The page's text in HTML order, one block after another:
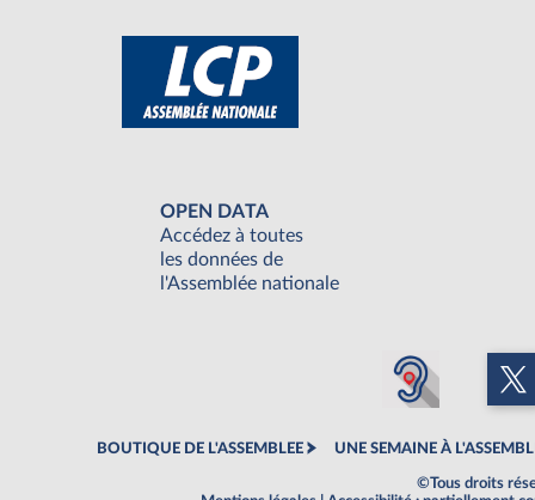
OPEN DATA
Accédez à toutes
les données de
l'Assemblée nationale
BOUTIQUE DE L'ASSEMBLEE UNE SEMAINE À
©Tous droits